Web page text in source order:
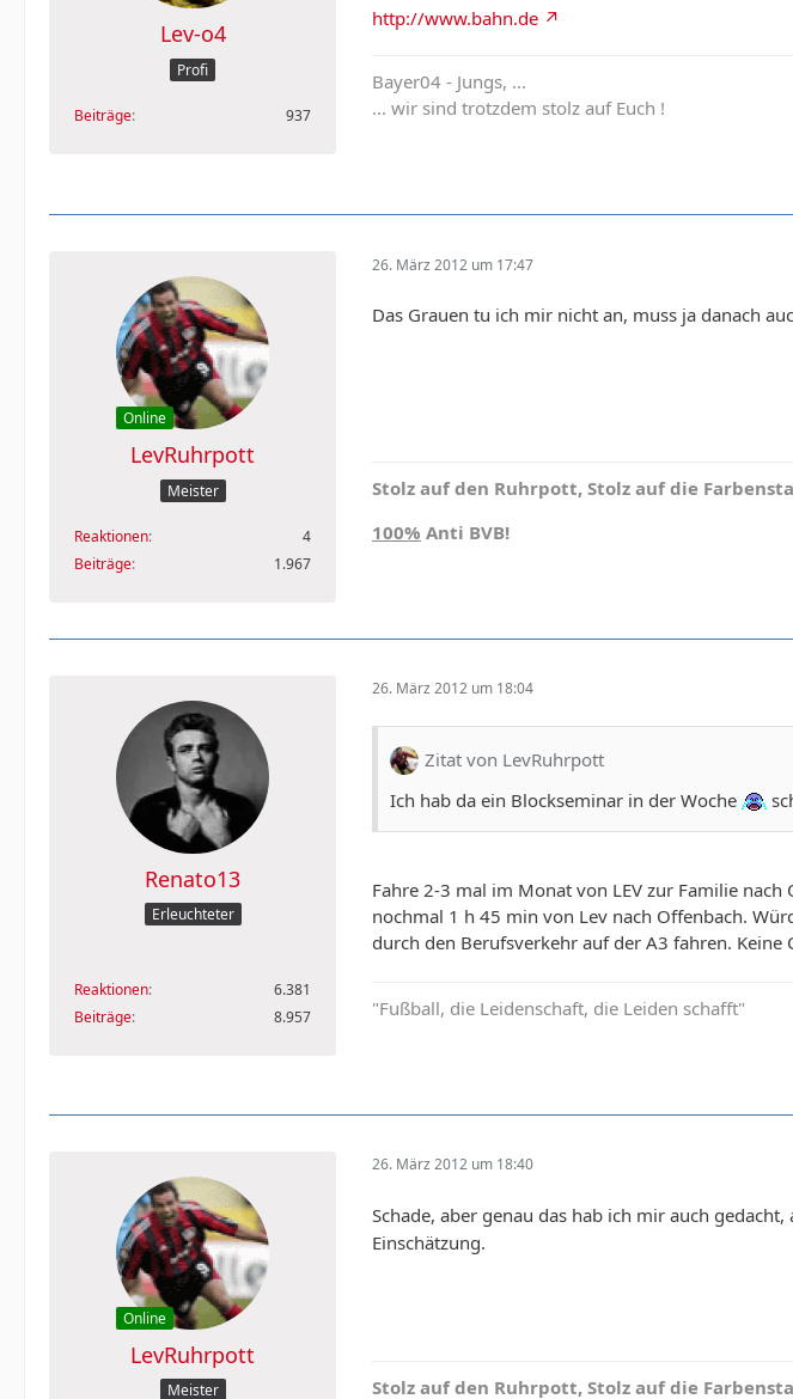
Lev-o4
Profi
Beiträge 937
http://www.bahn.de
Bayer04 - Jungs, ...
... wir sind trotzdem stolz auf Euch !
Online
LevRuhrpott
Meister
Reaktionen
4
Beiträge
1.967
26. März 2012 um 17:47
Das Grauen tu ich mir nicht an, muss ja danach
Stolz auf den Ruhrpott, Stolz auf die
100% Anti BVB!
Renato13
Erleuchteter
Reaktionen
6.381
Beiträge
8.957
26. März 2012 um 18:04
Zitat von LevRuhrpott
Ich hab da ein Blockseminar in der Woche
Fahre 2-3 mal im Monat von LEV zur Familie
nochmal 1 h 45 min von Lev nach Offenbach.
durch den Berufsverkehr auf der A3 fahren.
"Fußball, die Leidenschaft, die Leiden schafft"
Online
LevRuhrpott
Meister
26. März 2012 um 18:40
Schade, aber genau das hab ich mir auch
Einschätzung.
Stolz auf den Ruhrpott, Stolz auf die